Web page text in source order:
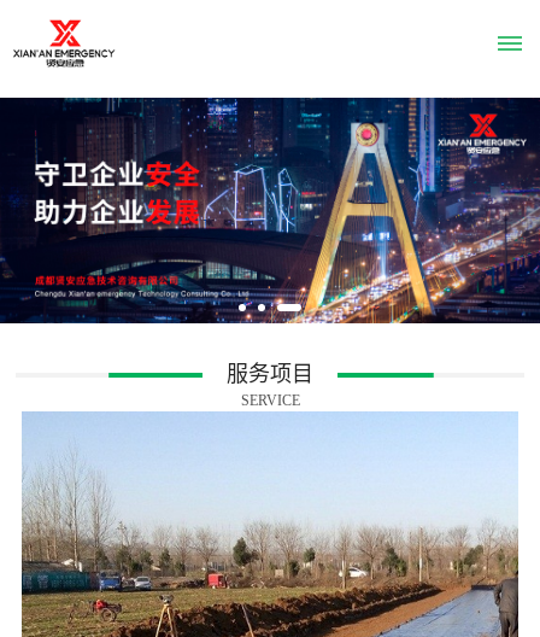
首
页
于
安
介
化
誉
项
目
服务项目
SERVICE